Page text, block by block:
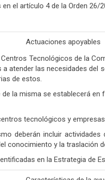
el artículo 4 de la Orden 26/
Actuaciones apoyables
Tecnológicos de la
las necesidades del
de estos.
la misma se establecerá
tecnológicos y
deberán incluir
y la traslación
en la Estrategia de